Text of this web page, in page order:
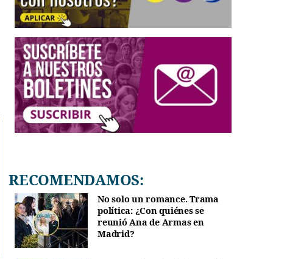
RECOMENDAMOS:
No solo un romance. Trama
política: ¿Con quiénes se
reunió Ana de Armas en
Madrid?